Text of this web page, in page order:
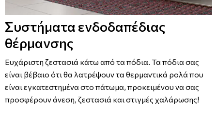
Συστήματα ενδοδαπέδιας
θέρμανσης
Ευχάριστη ζεστασιά κάτω από τα πόδια. Τα πόδια σας
είναι βέβαιο ότι θα λατρέψουν τα θερμαντικά ρολά που
είναι εγκατεστημένα στο πάτωμα, προκειμένου να σας
προσφέρουν άνεση, ζεστασιά και στιγμές χαλάρωσης!